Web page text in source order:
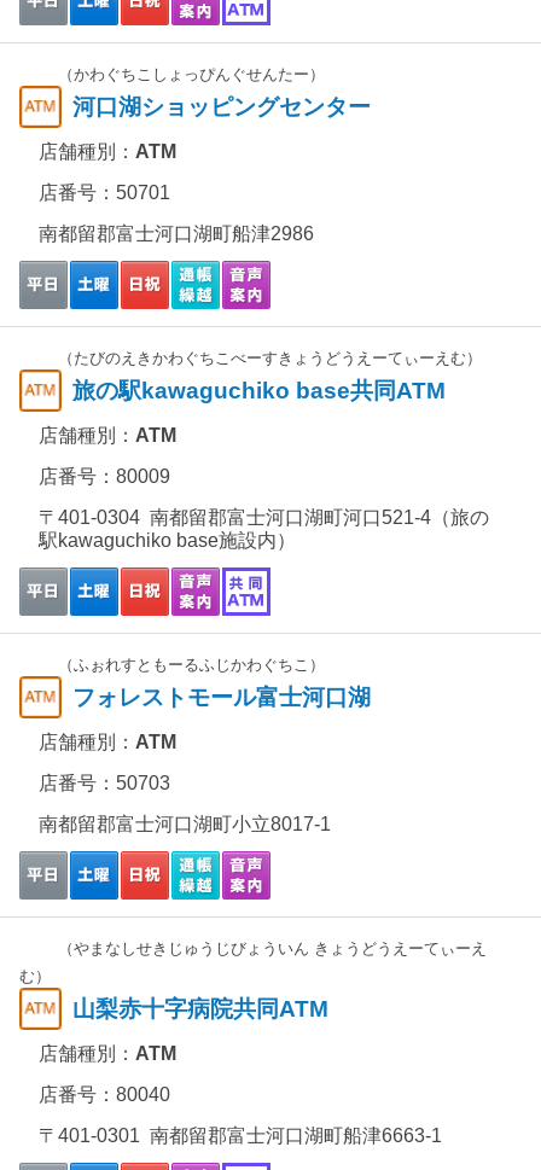
（かわぐちこしょっぴんぐせんたー）
河口湖ショッピングセンター
店舗種別： ATM
店番号：50701
南都留郡富士河口湖町船津2986
（たびのえきかわぐちこべーすきょうどうえーてぃーえむ）
旅の駅kawaguchiko base共同ATM
店舗種別： ATM
店番号：80009
〒401-0304 南都留郡富士河口湖町河口521-4（旅の
駅kawaguchiko base施設内）
（ふぉれすともーるふじかわぐちこ）
フォレストモール富士河口湖
店舗種別： ATM
店番号：50703
南都留郡富士河口湖町小立8017-1
（やまなしせきじゅうじびょういん きょうどうえーてぃーえ
む）
山梨赤十字病院共同ATM
店舗種別： ATM
店番号：80040
〒401-0301 南都留郡富士河口湖町船津6663-1